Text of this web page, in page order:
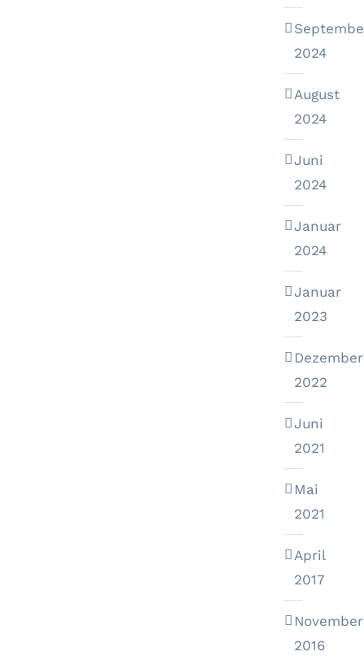
2024
August
2024
Juni
2024
Januar
2024
Januar
2023
Dezember
2022
Juni
2021
Mai
2021
April
2017
November
2016